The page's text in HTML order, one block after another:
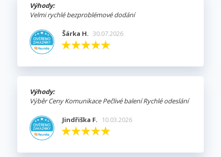
Výhody:
Velmi rychlé bezproblémové dodání
Šárka H. 30.07.2026
Výhody:
Výběr Ceny Komunikace Pečlivé balení Rychlé odeslání
Jindřiška F. 10.03.2026